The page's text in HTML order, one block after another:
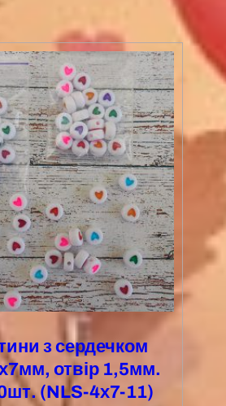
з сердечком
отвір 1,5мм.
(NLS-4х7-11)